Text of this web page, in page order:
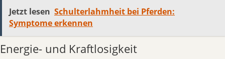
Jetzt lesen Schulterlahmheit bei Pferden:
Symptome erkennen
Energie- und Kraftlosigkeit